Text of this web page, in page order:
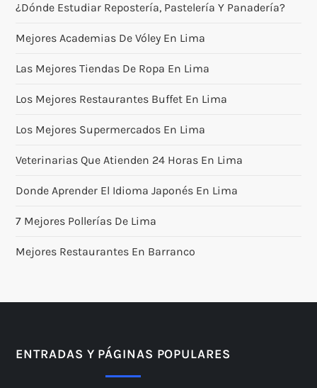
¿Dónde Estudiar Repostería, Pastelería Y Panadería?
Mejores Academias De Vóley En Lima
Las Mejores Tiendas De Ropa En Lima
Los Mejores Restaurantes Buffet En Lima
Los Mejores Supermercados En Lima
Veterinarias Que Atienden 24 Horas En Lima
Donde Aprender El Idioma Japonés En Lima
7 Mejores Pollerías De Lima
Mejores Restaurantes En Barranco
ENTRADAS Y PÁGINAS POPULARES